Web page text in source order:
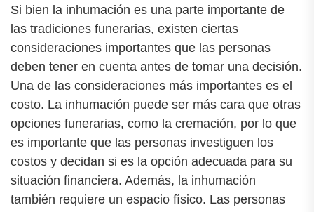
Si bien la inhumación es una parte importante de
las tradiciones funerarias, existen ciertas
consideraciones importantes que las personas
deben tener en cuenta antes de tomar una decisión.
Una de las consideraciones más importantes es el
costo. La inhumación puede ser más cara que otras
opciones funerarias, como la cremación, por lo que
es importante que las personas investiguen los
costos y decidan si es la opción adecuada para su
situación financiera. Además, la inhumación
también requiere un espacio físico. Las personas